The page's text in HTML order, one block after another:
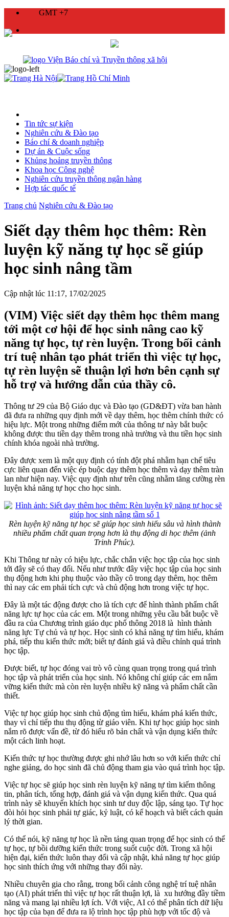
GMT +7
Tin tức sự kiện
Nghiên cứu & Đào tạo
Báo chí & doanh nghiệp
Dự án & Cuộc sống
Khủng hoảng truyền thông
Khoa học Công nghệ
Nghiên cứu truyền thông ngân hàng
Hợp tác quốc tế
Trang chủ Nghiên cứu & Đào tạo
Siết dạy thêm học thêm: Rèn
luyện kỹ năng tự học sẽ giúp
học sinh nâng tầm
Cập nhật lúc 11:17, 17/02/2025
(VIM) Việc siết dạy thêm học thêm mang
tới một cơ hội để học sinh nâng cao kỹ
năng tự học, tự rèn luyện. Trong bối cảnh
trí tuệ nhân tạo phát triển thì việc tự học,
tự rèn luyện sẽ thuận lợi hơn bên cạnh sự
hỗ trợ và hướng dẫn của thầy cô.
Thông tư 29 của Bộ Giáo dục và Đào tạo (GD&ĐT) vừa ban hành
đã đưa ra những quy định mới về dạy thêm, học thêm chính thức có
hiệu lực. Một trong những điểm mới của thông tư này bắt buộc
không được thu tiền dạy thêm trong nhà trường và thu tiền học sinh
chính khóa ngoài nhà trường.
Đây được xem là một quy định có tính đột phá nhằm hạn chế tiêu
cực liên quan đến việc ép buộc dạy thêm học thêm và dạy thêm tràn
lan như hiện nay. Việc quy định như trên cũng nhằm tăng cường rèn
luyện khả năng tự học cho học sinh.
Rèn luyện kỹ năng tự học sẽ giúp học sinh hiểu sâu và hình thành
nhiều phẩm chất quan trọng hơn là thụ động di học thêm (ảnh
Trinh Phúc).
Khi Thông tư này có hiệu lực, chắc chắn việc học tập của học sinh
tới đây sẽ có thay đổi. Nếu như trước đây việc học tập của học sinh
thụ động hơn khi phụ thuộc vào thầy cô trong dạy thêm, học thêm
thì nay các em phải tích cực và chủ động hơn trong việc tự học.
Đây là một tác động được cho là tích cực để hình thành phẩm chất
năng lực tự học của các em. Một trong những yêu cầu bắt buộc về
đầu ra của Chương trình giáo dục phổ thông 2018 là hình thành
năng lực Tự chủ và tự học. Học sinh có khả năng tự tìm hiểu, khám
phá, tiếp thu kiến thức mới; biết tự đánh giá và điều chỉnh quá trình
học tập.
Được biết, tự học đóng vai trò vô cùng quan trọng trong quá trình
học tập và phát triển của học sinh. Nó không chỉ giúp các em nắm
vững kiến thức mà còn rèn luyện nhiều kỹ năng và phẩm chất cần
thiết.
Việc tự học giúp học sinh chủ động tìm hiểu, khám phá kiến thức,
thay vì chỉ tiếp thu thụ động từ giáo viên. Khi tự học giúp học sinh
nắm rõ được vấn đề, từ đó hiểu rõ bản chất và vận dụng kiến thức
một cách linh hoạt.
Kiến thức tự học thường được ghi nhớ lâu hơn so với kiến thức chỉ
nghe giảng, do học sinh đã chủ động tham gia vào quá trình học tập.
Việc tự học sẽ giúp học sinh rèn luyện kỹ năng tự tìm kiếm thông
tin, phân tích, tổng hợp, đánh giá và vận dụng kiến thức. Qua quá
trình này sẽ khuyến khích học sinh tư duy độc lập, sáng tạo. Tự học
đòi hỏi học sinh phải tự giác, kỷ luật, có kế hoạch và biết cách quản
lý thời gian.
Có thể nói, kỹ năng tự học là nền tảng quan trọng để học sinh có thể
tự học, tự bồi dưỡng kiến thức trong suốt cuộc đời. Trong xã hội
hiện đại, kiến thức luôn thay đổi và cập nhật, khả năng tự học giúp
học sinh thích ứng với những thay đổi này.
Nhiều chuyên gia cho rằng, trong bối cảnh công nghệ trí tuệ nhân
tạo (AI) phát triển thì việc tự học rất thuận lợi, là xu hướng đầy tiềm
năng và mang lại nhiều lợi ích. Với việc, AI có thể phân tích dữ liệu
học tập của bạn để đưa ra lộ trình học tập phù hợp với tốc độ và